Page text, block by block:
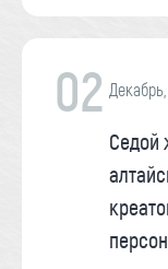
02
Седой